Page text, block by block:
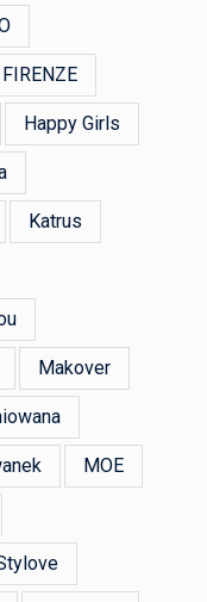
Happy Girls
Katrus
Makover
MOE